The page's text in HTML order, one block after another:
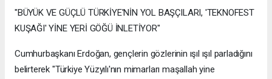
"BÜYÜK VE GÜÇLÜ TÜRKİYE'NİN YOL BAŞÇILARI, 'TEKNOFEST
KUŞAĞI' YİNE YERİ GÖĞÜ İNLETİYOR"
Cumhurbaşkanı Erdoğan, gençlerin gözlerinin ışıl ışıl parladığını
belirterek "Türkiye Yüzyılı'nın mimarları maşallah yine